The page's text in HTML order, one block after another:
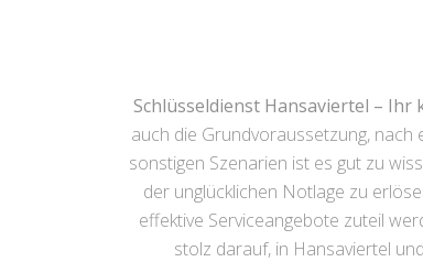
Schlüsseldienst Hansaviertel –
auch die Grundvoraussetzung, nach
sonstigen Szenarien ist es gut zu
der unglücklichen Notlage zu
effektive Serviceangebote zuteil
stolz darauf, in Hansaviertel